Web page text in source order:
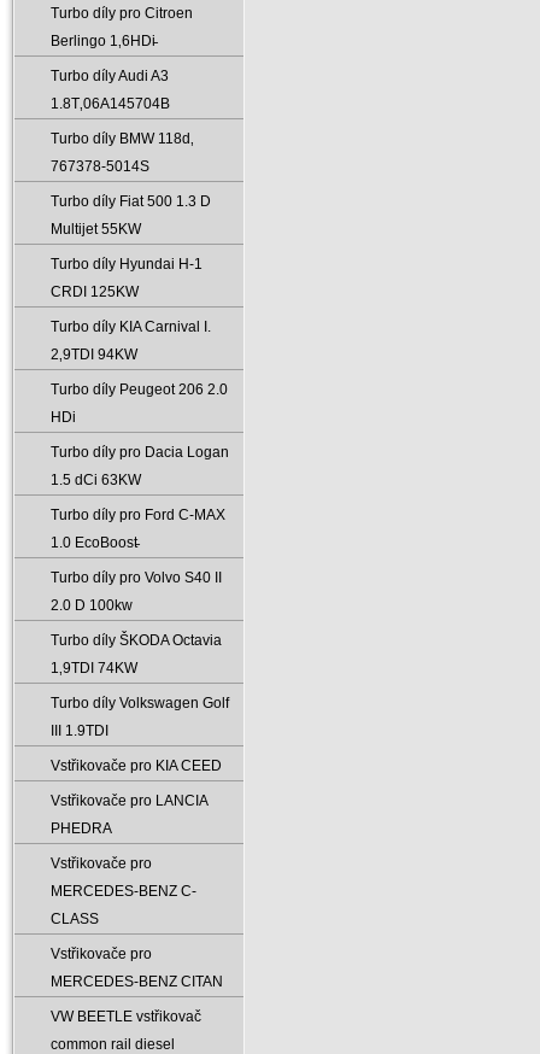
Turbo díly pro Citroen
Berlingo 1‚6HDi̵
Turbo díly Audi A3
1.8T‚06A145704B
Turbo díly BMW 118d‚
767378-5014S
Turbo díly Fiat 500 1.3 D
Multijet 55KW
Turbo díly Hyundai H-1
CRDI 125KW
Turbo díly KIA Carnival I.
2‚9TDI 94KW
Turbo díly Peugeot 206 2.0
HDi
Turbo díly pro Dacia Logan
1.5 dCi 63KW
Turbo díly pro Ford C-MAX
1.0 EcoBoost̵
Turbo díly pro Volvo S40 II
2.0 D 100kw
Turbo díly ŠKODA Octavia
1‚9TDI 74KW
Turbo díly Volkswagen Golf
III 1.9TDI
Vstřikovače pro KIA CEED
Vstřikovače pro LANCIA
PHEDRA
Vstřikovače pro
MERCEDES-BENZ C-
CLASS
Vstřikovače pro
MERCEDES-BENZ CITAN
VW BEETLE vstřikovač
common rail diesel